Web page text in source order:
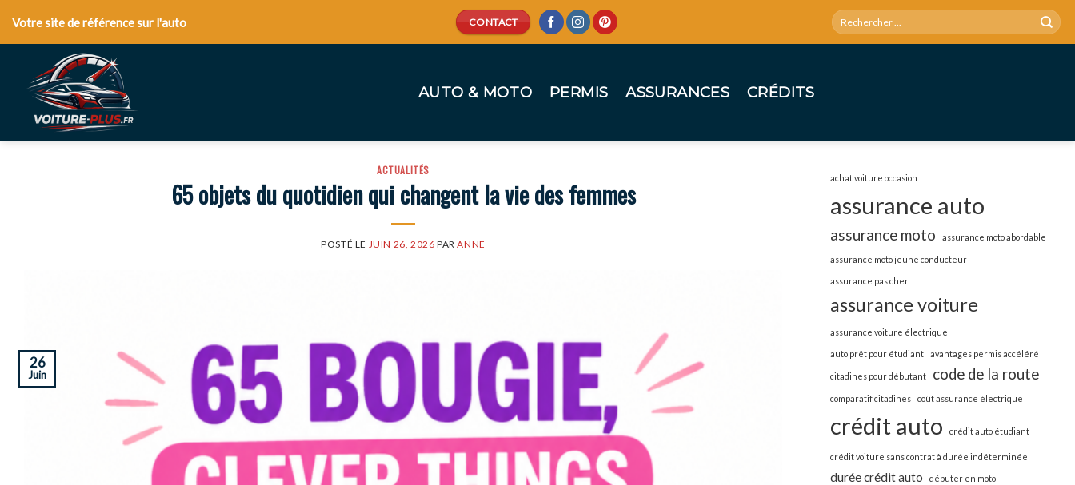
Votre site de référence sur l'auto CONTACT
AUTO & MOTO PERMIS ASSURANCES CRÉDITS
ACTUALITÉS
65 objets du quotidien qui changent la vie des femmes
POSTÉ LE JUIN 26, 2026 PARANNE
26
Juin
achat voiture occasion
assurance auto
assurance moto assurance moto abordable
assurance moto jeune conducteur
assurance pas cher
assurance voiture
assurance voiture électrique
auto prêt pour étudiant avantages permis accéléré
citadines pour débutant code de la route
comparatif citadines coût assurance électrique
crédit auto crédit auto étudiant
crédit voiture sans contrat à durée indéterminée
durée crédit auto débuter en moto